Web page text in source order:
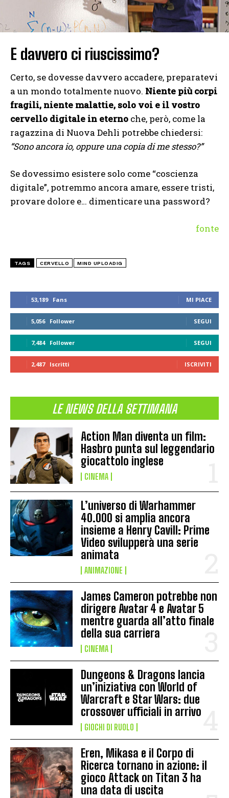
53,189 Fans MI PIACE
5,056 Follower SEGUI
7,484 Follower SEGUI
2,487 Iscritti ISCRIVITI
LE NEWS DELLA SETTIMANA
Action Man diventa un film:
Hasbro punta sul leggendario
giocattolo inglese
CINEMA
L’universo di Warhammer
40.000 si amplia ancora
insieme a Henry Cavill: Prime
Video svilupperà una serie
animata
ANIMAZIONE
James Cameron potrebbe non
dirigere Avatar 4 e Avatar 5
mentre guarda all’atto finale
della sua carriera
CINEMA
Dungeons & Dragons lancia
un’iniziativa con World of
Warcraft e Star Wars: due
crossover ufficiali in arrivo
GIOCHI DI RUOLO
Eren, Mikasa e il Corpo di
Ricerca tornano in azione: il
gioco Attack on Titan 3 ha
una data di uscita
E davvero ci riuscissimo?
Certo, se dovesse davvero accadere, preparatevi
a un mondo totalmente nuovo. Niente più corpi
fragili, niente malattie, solo voi e il vostro
cervello digitale in eterno che, però, come la
ragazzina di Nuova Dehli potrebbe chiedersi:
“Sono ancora io, oppure una copia di me stesso?”
Se dovessimo esistere solo come “coscienza
digitale”, potremmo ancora amare, essere tristi,
provare dolore e… dimenticare una password?
fonte
TAGS CERVELLO MIND UPLOADIG